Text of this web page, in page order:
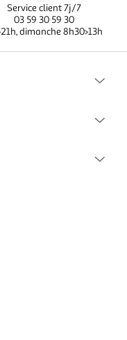
Service client 7j/7
03 59 30 59 30
dimanche 8h30>13h